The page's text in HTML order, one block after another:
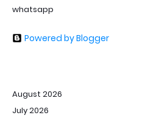
whatsapp
Powered by Blogger
August 2026
July 2026